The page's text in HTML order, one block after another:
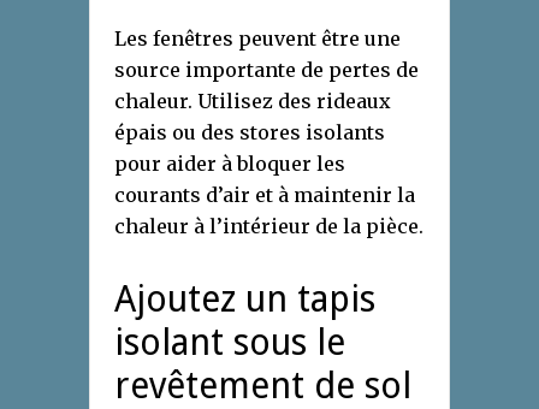
Les fenêtres peuvent être une
source importante de pertes de
chaleur. Utilisez des rideaux
épais ou des stores isolants
pour aider à bloquer les
courants d’air et à maintenir la
chaleur à l’intérieur de la pièce.
Ajoutez un tapis
isolant sous le
revêtement de sol